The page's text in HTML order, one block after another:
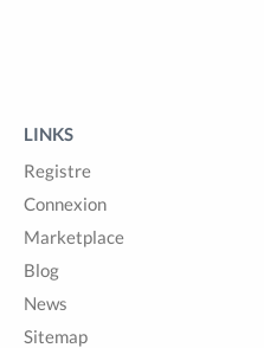
LINKS
Registre
Connexion
Marketplace
Blog
News
Sitemap